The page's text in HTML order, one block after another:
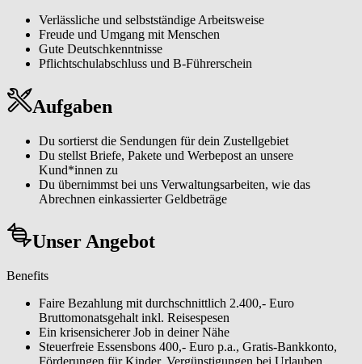
Verlässliche und selbstständige Arbeitsweise
Freude und Umgang mit Menschen
Gute Deutschkenntnisse
Pflichtschulabschluss und B-Führerschein
Aufgaben
Du sortierst die Sendungen für dein Zustellgebiet
Du stellst Briefe, Pakete und Werbepost an unsere
Kund*innen zu
Du übernimmst bei uns Verwaltungsarbeiten, wie das
Abrechnen einkassierter Geldbeträge
Unser Angebot
Benefits
Faire Bezahlung mit durchschnittlich 2.400,- Euro
Bruttomonatsgehalt inkl. Reisespesen
Ein krisensicherer Job in deiner Nähe
Steuerfreie Essensbons 400,- Euro p.a., Gratis-Bankkonto,